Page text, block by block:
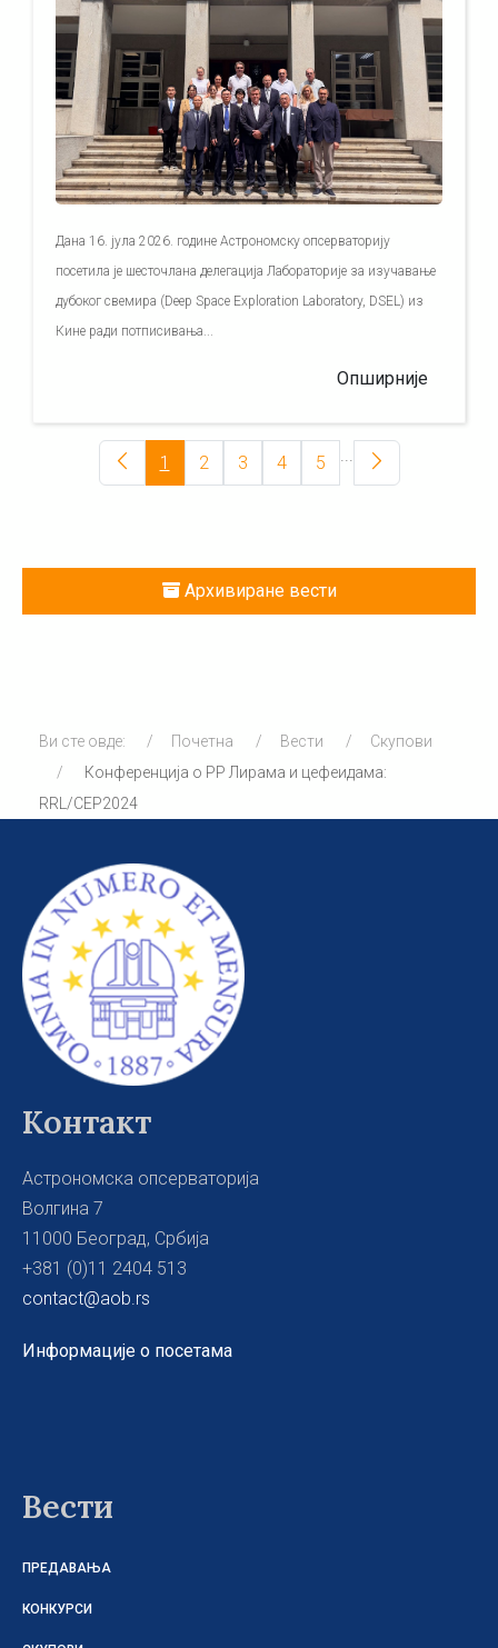
Дана 16. јула 2026. године Астрономску опсерваторију
посетила је шесточлана делегација Лабораторије за изучавање
дубоког свемира (Deep Space Exploration Laboratory, DSEL) из
Кине ради потписивања...
Опширније
1 2 3 4 5 ...
Архивиране вести
Ви сте овде: Почетна Вести
Скупови
Конференција о РР Лирама и цефеидама:
RRL/CEP2024
Контакт
Астрономска опсерваторија
Волгина 7
11000 Београд, Србија
+381 (0)11 2404 513
contact@aob.rs
Информације о посетама
Вести
ПРЕДАВАЊА
КОНКУРСИ